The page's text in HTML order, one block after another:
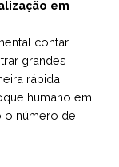
em
contar
grandes
rápida.
humano em
o número de